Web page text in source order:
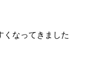
くなってきました